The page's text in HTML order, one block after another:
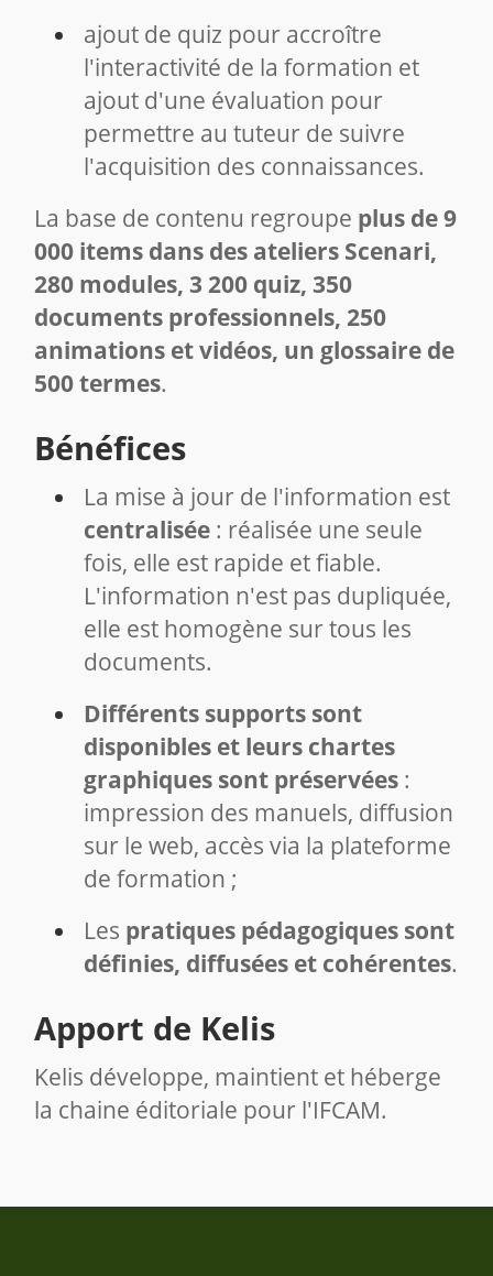
ajout de quiz pour accroître
l'interactivité de la formation et
ajout d'une évaluation pour
permettre au tuteur de suivre
l'acquisition des connaissances.
La base de contenu regroupe plus de 9
000 items dans des ateliers Scenari,
280 modules, 3 200 quiz, 350
documents professionnels, 250
animations et vidéos, un glossaire de
500 termes.
Bénéfices
La mise à jour de l'information est
centralisée : réalisée une seule
fois, elle est rapide et fiable.
L'information n'est pas dupliquée,
elle est homogène sur tous les
documents.
Différents supports sont
disponibles et leurs chartes
graphiques sont préservées :
impression des manuels, diffusion
sur le web, accès via la plateforme
de formation ;
Les pratiques pédagogiques sont
définies, diffusées et cohérentes.
Apport de Kelis
Kelis développe, maintient et héberge
la chaine éditoriale pour l'IFCAM.